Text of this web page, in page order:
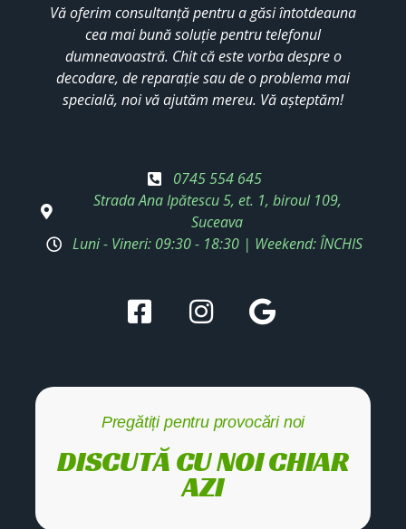
Vă oferim consultanță pentru a găsi întotdeauna
cea mai bună soluție pentru telefonul
dumneavoastră. Chit că este vorba despre o
decodare, de reparație sau de o problema mai
specială, noi vă ajutăm mereu. Vă așteptăm!
0745 554 645
Strada Ana Ipătescu 5, et. 1, biroul 109,
Suceava
Luni - Vineri: 09:30 - 18:30 | Weekend: ÎNCHIS
Pregătiți pentru provocări noi
DISCUTĂ CU NOI CHIAR
AZI